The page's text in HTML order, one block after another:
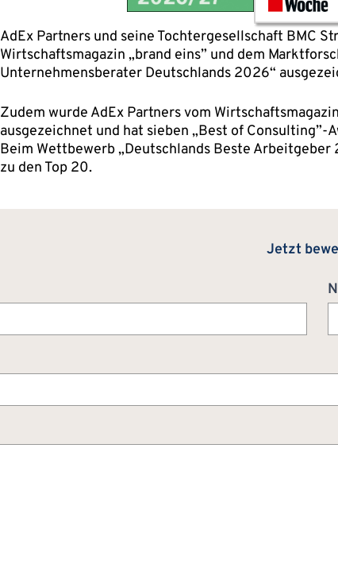
AdEx Partners und seine Tochtergesellschaft BMC
Wirtschaftsmagazin „brand eins” und dem
Unternehmensberater Deutschlands 2026“
Zudem wurde AdEx Partners vom
ausgezeichnet und hat sieben „Best of Consulting”-
Beim Wettbewerb „Deutschlands Beste
zu den Top 20.
Jetzt